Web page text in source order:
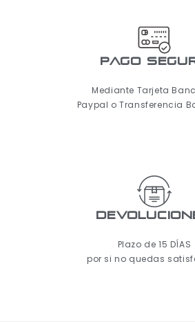
pago
Mediante Tarjeta
Paypal o Transferencia
Plazo de 15 DÍAS
por si no quedas